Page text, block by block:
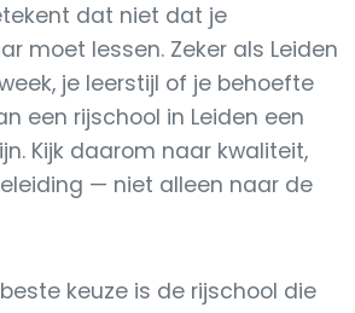
dat niet dat je
moet lessen. Zeker als Leiden
je leerstijl of je behoefte
een rijschool in Leiden een
Kijk daarom naar kwaliteit,
— niet alleen naar de
keuze is de rijschool die